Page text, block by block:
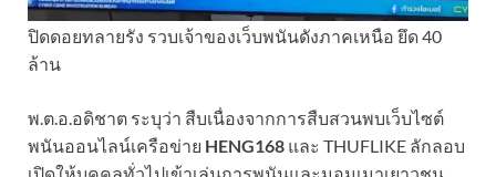
ปิดดอยทลายรัง รวบเจ้าของเว็บพนันดังภาคเหนือ ยึด 40
ล้าน
พ.ต.อ.อดิชาต ระบุว่า สืบเนื่องจากการสืบสวนพบเว็บไซต์
พนันออนไลน์เครือข่าย HENG168 และ THUFLIKE ลักลอบ